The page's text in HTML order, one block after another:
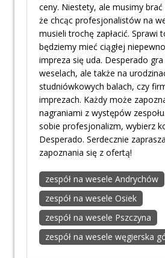
ceny. Niestety, ale musimy
że chcąc profesjonalistów na
musieli trochę zapłacić. Sprawi
będziemy mieć ciągłej
impreza się uda. Desperado
weselach, ale także na
studniówkowych balach, czy
imprezach. Każdy może
nagraniami z występów
sobie profesjonalizm, wybierz
Desperado. Serdecznie
zapoznania się z ofertą!
zespół na wesele Andrychów
zespół na wesele Osiek
zespół na wesele Pszczyna
zespół na wesele węgierska